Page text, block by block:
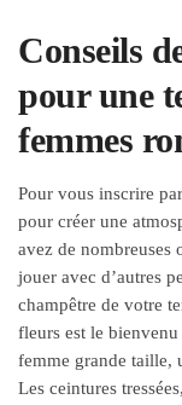
Conseils
pour une
femmes
Pour vous inscrire
pour créer une
avez de nombreuses
jouer avec d’autres
champêtre de votre
fleurs est le
femme grande taille,
Les ceintures